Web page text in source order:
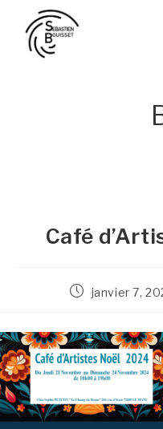
content
Café
Publication
janvier 7,